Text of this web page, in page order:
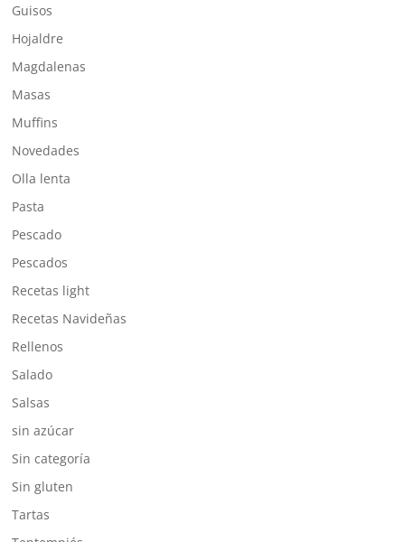
Guisos
Hojaldre
Magdalenas
Masas
Muffins
Novedades
Olla lenta
Pasta
Pescado
Pescados
Recetas light
Recetas Navideñas
Rellenos
Salado
Salsas
sin azúcar
Sin categoría
Sin gluten
Tartas